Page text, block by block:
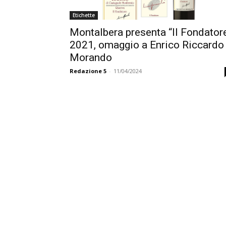
Etichette
Montalbera presenta “Il
2021, omaggio a Enrico Riccardo
Morando
Redazione 5 - 11/04/2024